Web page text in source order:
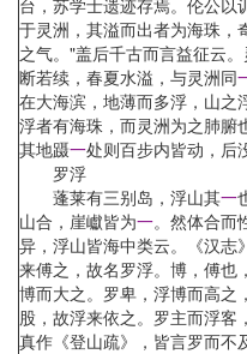
台，苏学士遗迹存焉。伦公
于灵洲，其溢而出者为海珠，
之气。"盖后千古而言益征云
断若续，春夏水溢，与灵洲同
在大海滨，地薄而多浮，山之
浮者有海珠，而灵洲为之肺腑
其地蹑一处则百步内皆动，后
罗浮
蓬莱有三别岛，浮山其一
山合，崖巘皆为一。然体合而
异，浮山皆海中类云。《汉志
来傅之，故名罗浮。博，傅也
博而大之。罗卑，浮博而高之
股，故浮来依之。罗主而浮
真作《登山疏》，皆言罗而不